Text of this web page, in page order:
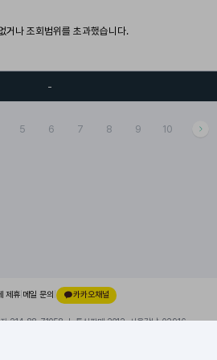
거나 조회범위를 초과했습니다.
-
5 6 7 8 9 10
제휴 메일 문의 | 카카오채널
자 214-88-71058 ㅣ 통신판매 2012-서울강남-02916